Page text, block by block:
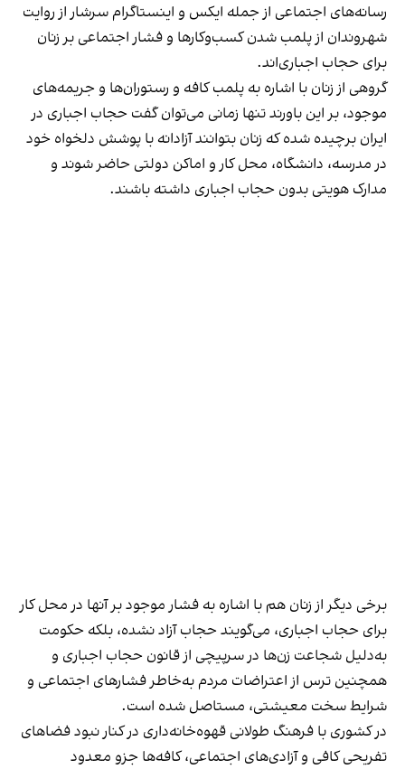
رسانه‎‌های اجتماعی از جمله ایکس و اینستاگرام سرشار از روایت
شهروندان از پلمب شدن کسب‌وکارها و فشار اجتماعی بر زنان
برای حجاب اجباری‌اند.
گروهی از زنان با اشاره به پلمب کافه و رستوران‌ها و جریمه‌های
موجود، بر این باورند تنها زمانی می‌توان گفت حجاب اجباری در
ایران برچیده شده که زنان بتوانند آزادانه با پوشش دلخواه خود
در مدرسه، دانشگاه، محل کار و اماکن دولتی حاضر شوند و
مدارک هویتی بدون حجاب اجباری داشته باشند.
برخی دیگر از زنان هم با اشاره به فشار موجود بر آنها در محل کار
برای حجاب اجباری، می‌گویند حجاب آزاد نشده، بلکه حکومت
به‌دلیل شجاعت زن‌ها در سرپیچی از قانون حجاب اجباری و
همچنین ترس از اعتراضات مردم به‌خاطر فشارهای اجتماعی و
شرایط سخت معیشتی، مستاصل شده است.
در کشوری با فرهنگ طولانی قهوه‌‌خانه‌داری در کنار نبود فضاهای
تفریحی کافی و آزادی‌های اجتماعی، کافه‌ها جزو معدود